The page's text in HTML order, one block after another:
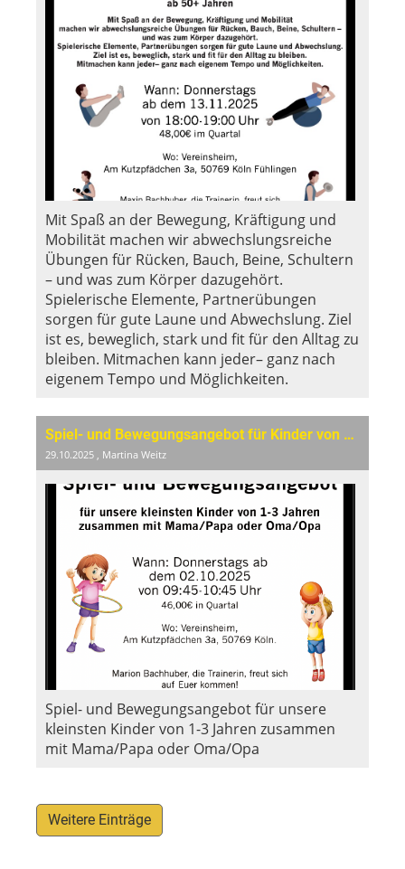
Mit Spaß an der Bewegung, Kräftigung und
Mobilität machen wir abwechslungsreiche
Übungen für Rücken, Bauch, Beine, Schultern
– und was zum Körper dazugehört.
Spielerische Elemente, Partnerübungen
sorgen für gute Laune und Abwechslung. Ziel
ist es, beweglich, stark und fit für den Alltag zu
bleiben. Mitmachen kann jeder– ganz nach
eigenem Tempo und Möglichkeiten.
Spiel- und Bewegungsangebot für Kinder von 1-3 Jahren
29.10.2025 , Martina Weitz
Spiel- und Bewegungsangebot für unsere
kleinsten Kinder von 1-3 Jahren zusammen
mit Mama/Papa oder Oma/Opa
Weitere Einträge